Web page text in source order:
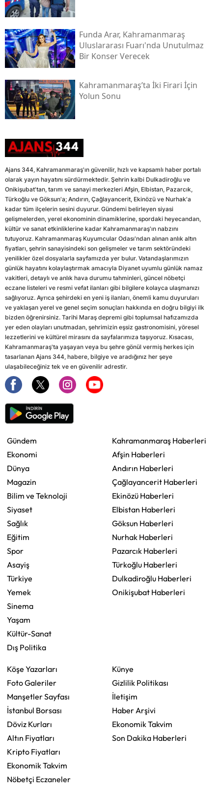
Funda Arar, Kahramanmaraş
Uluslararası Fuarı'nda Unutulmaz
Bir Konser Verecek
Kahramanmaraş’ta İki Firari İçin
Yolun Sonu
Ajans 344, Kahramanmaraş'ın güvenilir, hızlı ve kapsamlı haber portalı
olarak yayın hayatını sürdürmektedir. Şehrin kalbi Dulkadiroğlu ve
Onikişubat'tan, tarım ve sanayi merkezleri Afşin, Elbistan, Pazarcık,
Türkoğlu ve Göksun'a; Andırın, Çağlayancerit, Ekinözü ve Nurhak'a
kadar tüm ilçelerin sesini duyurur. Gündemi belirleyen siyasi
gelişmelerden, yerel ekonominin dinamiklerine, spordaki heyecandan,
kültür ve sanat etkinliklerine kadar Kahramanmaraş'ın nabzını
tutuyoruz. Kahramanmaraş Kuyumcular Odası'ndan alınan anlık altın
fiyatları, şehrin sanayisindeki son gelişmeler ve tarım sektöründeki
yenilikler özel dosyalarla sayfamızda yer bulur. Vatandaşlarımızın
günlük hayatını kolaylaştırmak amacıyla Diyanet uyumlu günlük namaz
vakitleri, detaylı ve anlık hava durumu tahminleri, güncel nöbetçi
eczane listeleri ve resmi vefat ilanları gibi bilgilere kolayca ulaşmanızı
sağlıyoruz. Ayrıca şehirdeki en yeni iş ilanları, önemli kamu duyuruları
ve yaklaşan yerel ve genel seçim sonuçları hakkında en doğru bilgiyi ilk
bizden öğrenirsiniz. Tarihi Maraş depremi gibi toplumsal hafızamızda
yer eden olayları unutmadan, şehrimizin eşsiz gastronomisini, yöresel
lezzetlerini ve kültürel mirasını da sayfalarımıza taşıyoruz. Kısacası,
Kahramanmaraş'ta yaşayan veya bu şehre gönül vermiş herkes için
tasarlanan Ajans 344, habere, bilgiye ve aradığınız her şeye
ulaşabileceğiniz tek ve en güvenilir adrestir.
Gündem
Ekonomi
Dünya
Magazin
Bilim ve Teknoloji
Siyaset
Sağlık
Eğitim
Spor
Asayiş
Türkiye
Yemek
Sinema
Yaşam
Kültür-Sanat
Dış Politika
Kahramanmaraş Haberleri
Afşin Haberleri
Andırın Haberleri
Çağlayancerit Haberleri
Ekinözü Haberleri
Elbistan Haberleri
Göksun Haberleri
Nurhak Haberleri
Pazarcık Haberleri
Türkoğlu Haberleri
Dulkadiroğlu Haberleri
Onikişubat Haberleri
Köşe Yazarları
Foto Galeriler
Manşetler Sayfası
İstanbul Borsası
Döviz Kurları
Altın Fiyatları
Kripto Fiyatları
Ekonomik Takvim
Nöbetçi Eczaneler
Künye
Gizlilik Politikası
İletişim
Haber Arşivi
Ekonomik Takvim
Son Dakika Haberleri